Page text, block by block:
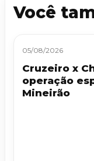
Você
05/08/2026
Cruzeiro x
operação
Mineirão